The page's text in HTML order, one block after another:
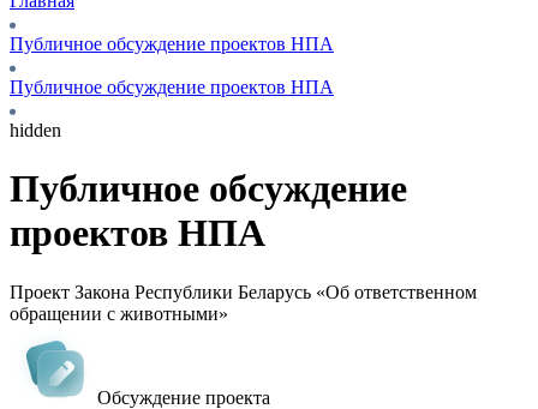
Публичное обсуждение проектов НПА
Публичное обсуждение проектов НПА
hidden
Публичное обсуждение
проектов НПА
Проект Закона Республики Беларусь «Об ответственном
обращении с животными»
Обсуждение проекта